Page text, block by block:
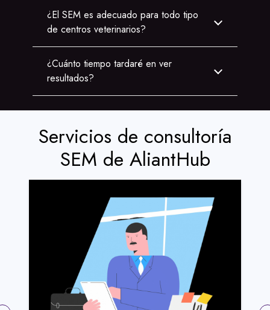
¿El SEM es adecuado para todo tipo
de centros veterinarios?
¿Cuánto tiempo tardaré en ver
resultados?
Servicios de consultoría
SEM de AliantHub